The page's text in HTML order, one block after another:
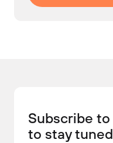
Subscribe
to stay